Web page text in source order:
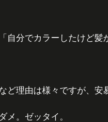
「自分でカラーしたけど
ど理由は様々ですが、安
ダメ。ゼッタイ。